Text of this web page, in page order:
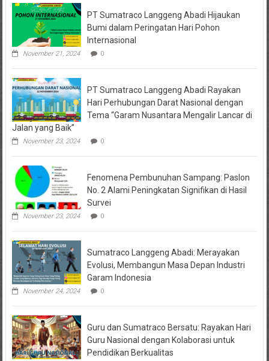
PT Sumatraco Langgeng Abadi Hijaukan
Bumi dalam Peringatan Hari Pohon
Internasional
November 21, 2024 0
PT Sumatraco Langgeng Abadi Rayakan
Hari Perhubungan Darat Nasional dengan
Tema “Garam Nusantara Mengalir Lancar di
Jalan yang Baik”
November 23, 2024 0
Fenomena Pembunuhan Sampang: Paslon
No. 2 Alami Peningkatan Signifikan di Hasil
Survei
November 23, 2024 0
Sumatraco Langgeng Abadi: Merayakan
Evolusi, Membangun Masa Depan Industri
Garam Indonesia
November 24, 2024 0
Guru dan Sumatraco Bersatu: Rayakan Hari
Guru Nasional dengan Kolaborasi untuk
Pendidikan Berkualitas